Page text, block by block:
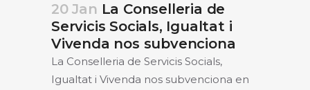
20 Jan La Conselleria de
Servicis Socials, Igualtat i
Vivenda nos subvenciona
La Conselleria de Servicis Socials,
Igualtat i Vivenda nos subvenciona en